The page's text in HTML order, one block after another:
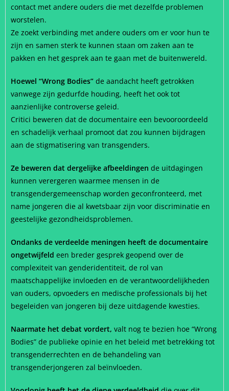
contact met andere ouders die met dezelfde problemen
worstelen.
Ze zoekt verbinding met andere ouders om er voor hun te
zijn en samen sterk te kunnen staan om zaken aan te
pakken en het gesprek aan te gaan met de buitenwereld.
Hoewel “Wrong Bodies” de aandacht heeft getrokken
vanwege zijn gedurfde houding, heeft het ook tot
aanzienlijke controverse geleid.
Critici beweren dat de documentaire een bevooroordeeld
en schadelijk verhaal promoot dat zou kunnen bijdragen
aan de stigmatisering van transgenders.
Ze beweren dat dergelijke afbeeldingen de uitdagingen
kunnen verergeren waarmee mensen in de
transgendergemeenschap worden geconfronteerd, met
name jongeren die al kwetsbaar zijn voor discriminatie en
geestelijke gezondheidsproblemen.
Ondanks de verdeelde meningen heeft de documentaire
ongetwijfeld een breder gesprek geopend over de
complexiteit van genderidentiteit, de rol van
maatschappelijke invloeden en de verantwoordelijkheden
van ouders, opvoeders en medische professionals bij het
begeleiden van jongeren bij deze uitdagende kwesties.
Naarmate het debat vordert, valt nog te bezien hoe “Wrong
Bodies” de publieke opinie en het beleid met betrekking tot
transgenderrechten en de behandeling van
transgenderjongeren zal beïnvloeden.